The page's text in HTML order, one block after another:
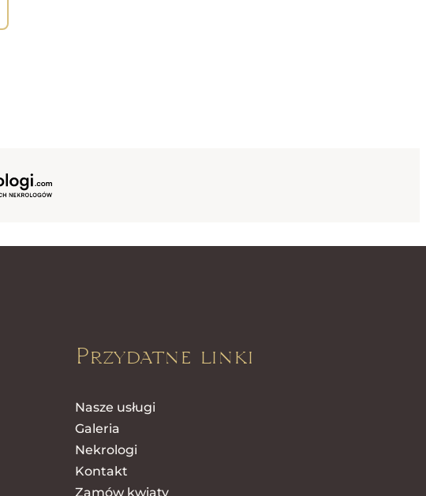
Przydatne linki
Nasze usługi
Galeria
Nekrologi
Kontakt
Zamów kwiaty